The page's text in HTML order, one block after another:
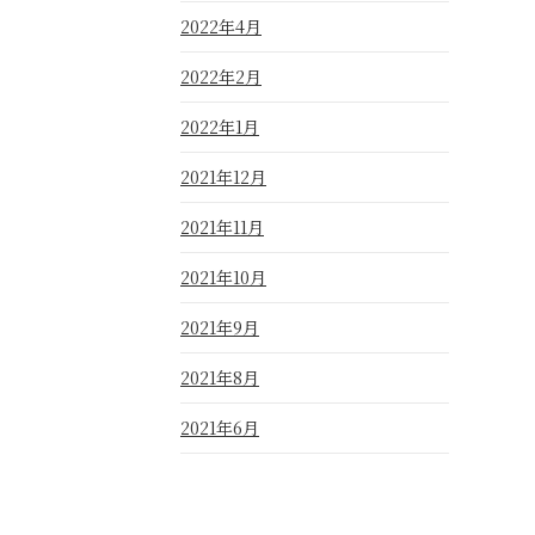
2022年4月
2022年2月
2022年1月
2021年12月
2021年11月
2021年10月
2021年9月
2021年8月
2021年6月